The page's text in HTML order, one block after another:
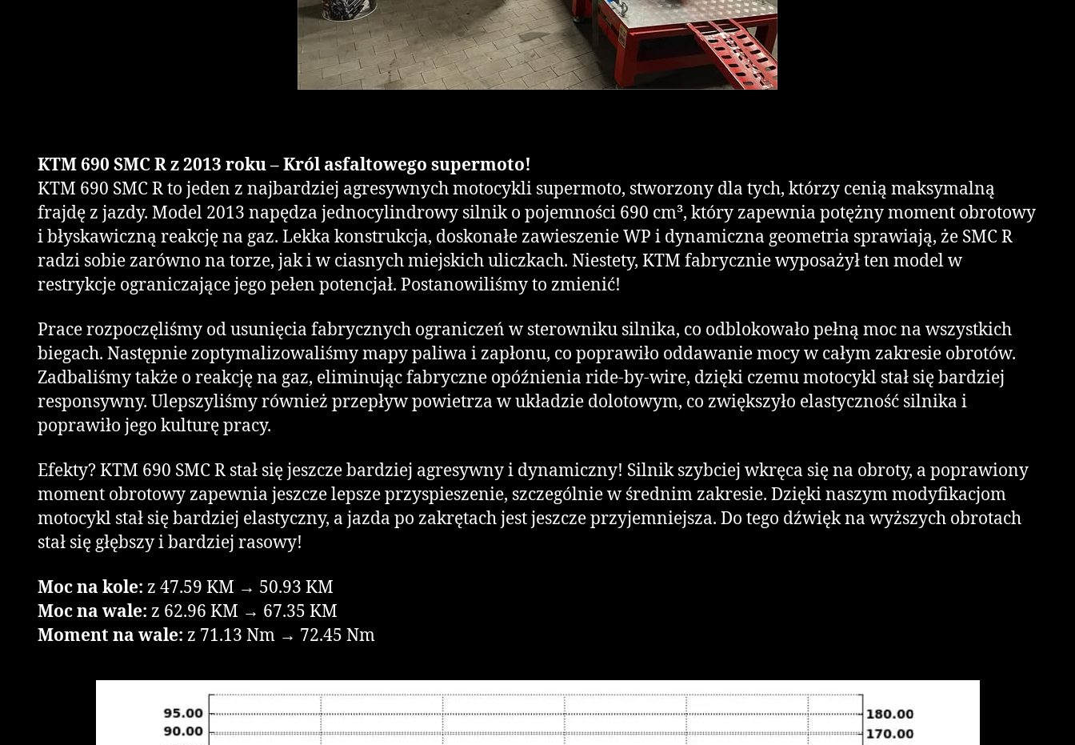
KTM 690 SMC R z 2013 roku – Król asfaltowego supermoto!
KTM 690 SMC R to jeden z najbardziej agresywnych motocykli supermoto, stworzony dla tych, którzy cenią maksymalną
frajdę z jazdy. Model 2013 napędza jednocylindrowy silnik o pojemności 690 cm³, który zapewnia potężny moment obrotowy
i błyskawiczną reakcję na gaz. Lekka konstrukcja, doskonałe zawieszenie WP i dynamiczna geometria sprawiają, że SMC R
radzi sobie zarówno na torze, jak i w ciasnych miejskich uliczkach. Niestety, KTM fabrycznie wyposażył ten model w
restrykcje ograniczające jego pełen potencjał. Postanowiliśmy to zmienić!
Prace rozpoczęliśmy od usunięcia fabrycznych ograniczeń w sterowniku silnika, co odblokowało pełną moc na wszystkich
biegach. Następnie zoptymalizowaliśmy mapy paliwa i zapłonu, co poprawiło oddawanie mocy w całym zakresie obrotów.
Zadbaliśmy także o reakcję na gaz, eliminując fabryczne opóźnienia ride-by-wire, dzięki czemu motocykl stał się bardziej
responsywny. Ulepszyliśmy również przepływ powietrza w układzie dolotowym, co zwiększyło elastyczność silnika i
poprawiło jego kulturę pracy.
Efekty? KTM 690 SMC R stał się jeszcze bardziej agresywny i dynamiczny! Silnik szybciej wkręca się na obroty, a poprawiony
moment obrotowy zapewnia jeszcze lepsze przyspieszenie, szczególnie w średnim zakresie. Dzięki naszym modyfikacjom
motocykl stał się bardziej elastyczny, a jazda po zakrętach jest jeszcze przyjemniejsza. Do tego dźwięk na wyższych obrotach
stał się głębszy i bardziej rasowy!
Moc na kole: z 47.59 KM → 50.93 KM
Moc na wale: z 62.96 KM → 67.35 KM
Moment na wale: z 71.13 Nm → 72.45 Nm